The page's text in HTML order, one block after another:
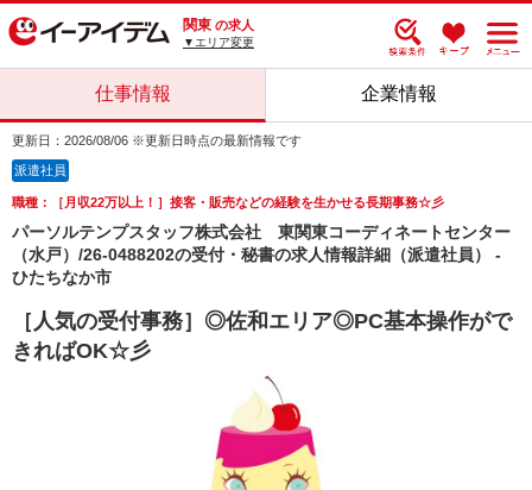
関東 の求人
▼エリア変更
仕事情報 企業情報
更新日：2026/08/06 ※更新日時点の最新情報です
派遣社員
職種：［月収22万以上！］接客・販売などの経験を生かせる長期事務☆彡
パーソルテンプスタッフ株式会社 東関東コーディネートセンター
（水戸）/26-0488202の受付・秘書の求人情報詳細（派遣社員） -
ひたちなか市
［人気の受付事務］◎佐和エリア◎PC基本操作がで
きればOK☆彡